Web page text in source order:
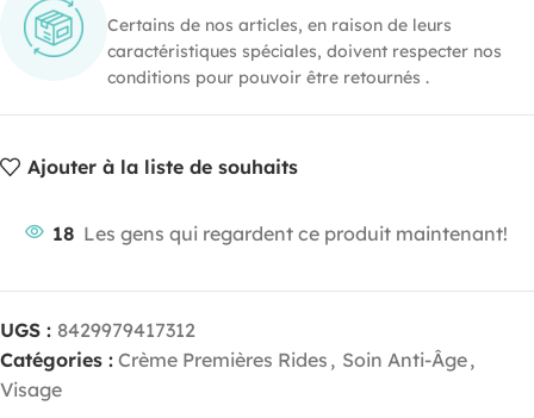
Certains de nos articles, en raison de leurs
caractéristiques spéciales, doivent respecter nos
conditions pour pouvoir être retournés .
Ajouter à la liste de souhaits
18 Les gens qui regardent ce produit maintenant!
UGS : 8429979417312
Catégories : Crème Premières Rides , Soin Anti-Âge,
Visage